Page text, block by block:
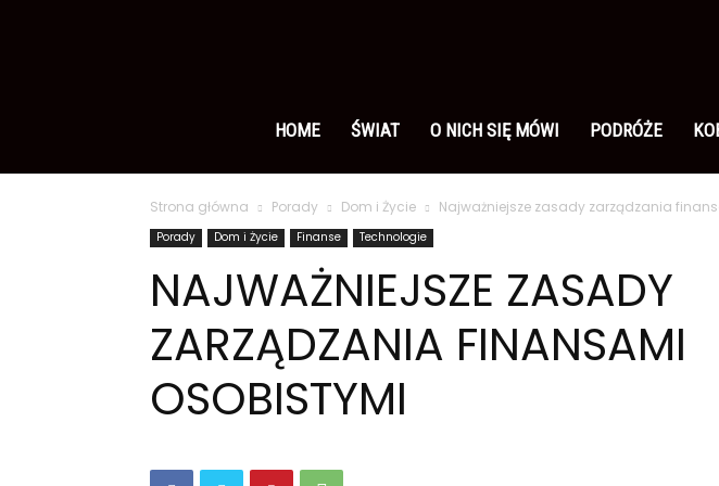
polsku
HOME ŚWIAT O NICH SIĘ MÓWI PODRÓŻE
Strona główna Porady Dom i Życie Najważniejsze zasady zarządzania
Porady Dom i Życie Finanse Technologie
NAJWAŻNIEJSZE ZASADY
ZARZĄDZANIA FINANSAMI
OSOBISTYMI